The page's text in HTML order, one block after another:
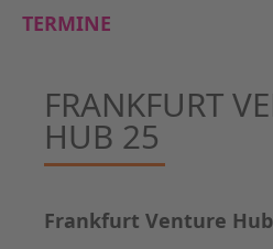
TERMINE
FRANKFURT
HUB 25
Frankfurt Venture